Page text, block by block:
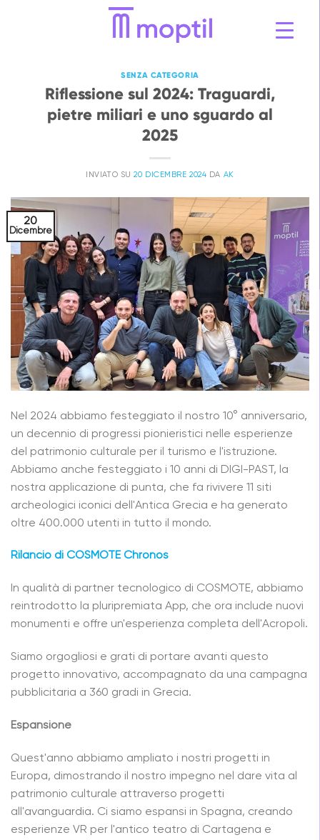
SENZA CATEGORIA
Riflessione sul 2024: Traguardi,
pietre miliari e uno sguardo al
2025
INVIATO SU20 DICEMBRE 2024 DA AK
20
Dicembre
Nel 2024 abbiamo festeggiato il nostro 10° anniversario,
un decennio di progressi pionieristici nelle esperienze
del patrimonio culturale per il turismo e l'istruzione.
Abbiamo anche festeggiato i 10 anni di DIGI-PAST, la
nostra applicazione di punta, che fa rivivere 11 siti
archeologici iconici dell'Antica Grecia e ha generato
oltre 400.000 utenti in tutto il mondo.
Rilancio di COSMOTE Chronos
In qualità di partner tecnologico di COSMOTE, abbiamo
reintrodotto la pluripremiata App, che ora include nuovi
monumenti e offre un'esperienza completa dell'Acropoli.
Siamo orgogliosi e grati di portare avanti questo
progetto innovativo, accompagnato da una campagna
pubblicitaria a 360 gradi in Grecia.
Espansione
Quest'anno abbiamo ampliato i nostri progetti in
Europa, dimostrando il nostro impegno nel dare vita al
patrimonio culturale attraverso progetti
all'avanguardia. Ci siamo espansi in Spagna, creando
esperienze VR per l'antico teatro di Cartagena e